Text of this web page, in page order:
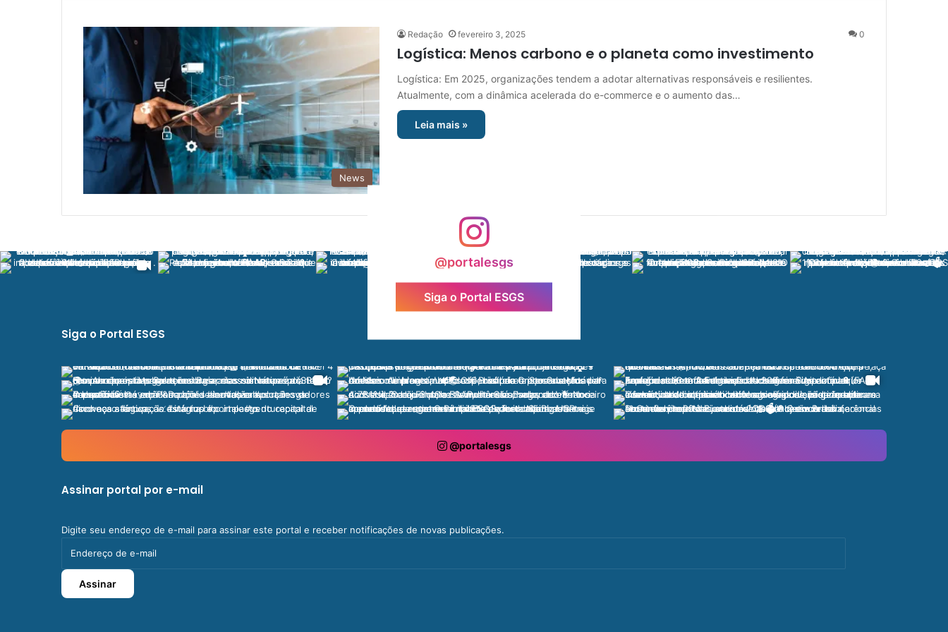
News
Redação fevereiro 3, 2025 0
Logística: Menos carbono e o planeta como investimento
Logística: Em 2025, organizações tendem a adotar alternativas responsáveis e resilientes.
Atualmente, com a dinâmica acelerada do e-commerce e o aumento das…
Leia mais »
@portalesgs
Siga o Portal ESGS
Siga o Portal ESGS
@portalesgs
Assinar portal por e-mail
Digite seu endereço de e-mail para assinar este portal e receber notificações de novas publicações.
de
e-
mail
Assinar